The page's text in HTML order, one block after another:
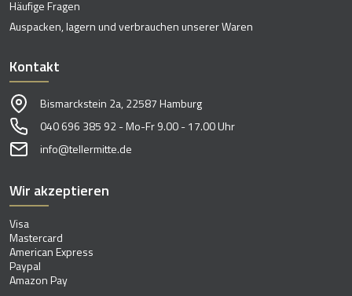
Häufige Fragen
Auspacken, lagern und verbrauchen unserer Waren
Kontakt
Bismarckstein 2a, 22587 Hamburg
040 696 385 92 - Mo-Fr 9.00 - 17.00 Uhr
info@tellermitte.de
Wir akzeptieren
Visa
Mastercard
American Express
Paypal
Amazon Pay